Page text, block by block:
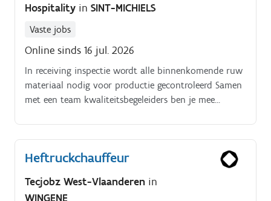
Hospitality in SINT-MICHIELS
Vaste jobs
Online sinds 16 jul. 2026
In receiving inspectie wordt alle binnenkomende ruw
materiaal nodig voor productie gecontroleerd Samen
met een team kwaliteitsbegeleiders ben je mee
afkomstig van leveranciers:. Controleren
batchgroottes. Meten van stukken en controleren van
specificaties ten opzichte van de oorspronkelijke
Heftruckchauffeur
Tecjobz West-Vlaanderen in
WINGENE